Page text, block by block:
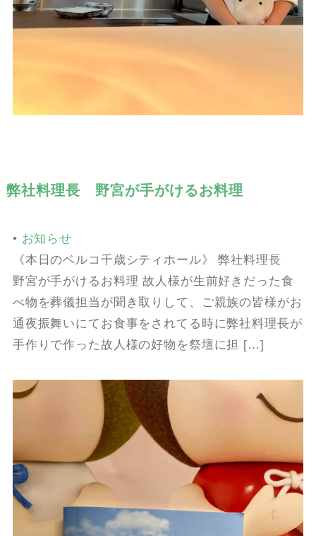
弊社料理長 野宮が手がけるお料理
• お知らせ
《本日のベルコ千歳シティホール》 弊社料理長
野宮が手がけるお料理 故人様が生前好きだった食
べ物を葬儀担当が聞き取りして、ご親族の皆様がお
通夜振舞いにてお食事をされてる時に弊社料理長が
手作りで作った故人様の好物を祭壇に担 […]